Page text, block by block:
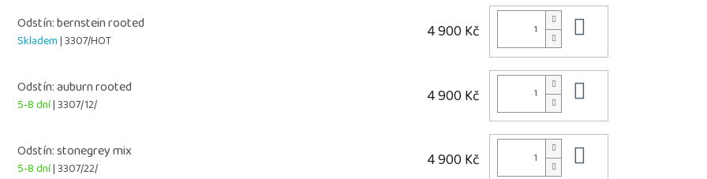
Odstín: bernstein rooted
Skladem| 3307/HOT 4 900 Kč
Odstín: auburn rooted
5-8 dní| 3307/12/ 4 900 Kč
Odstín: stonegrey mix
5-8 dní| 3307/22/ 4 900 Kč